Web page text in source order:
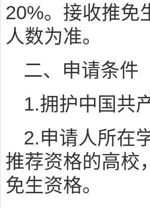
20%。接收推免
人数为准。
二、申请条件
1.拥护中国共
2.申请人所在
推荐资格的高校
免生资格。